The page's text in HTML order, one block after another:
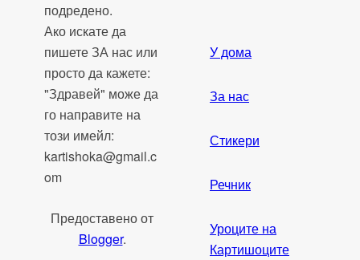
подредено.
Ако искате да
пишете ЗА нас или
просто да кажете:
"Здравей" може да
го направите на
този имейл:
kartishoka@gmail.c
om
Предоставено от
Blogger.
У дома
За нас
Стикери
Речник
Уроците на
Картишоците